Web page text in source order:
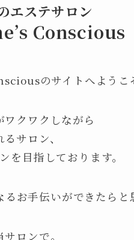
エステサロン
Conscious
のサイトへようこ
クワクしながら
サロン、
を目指しております。
お手伝いができたらと
ロンで。